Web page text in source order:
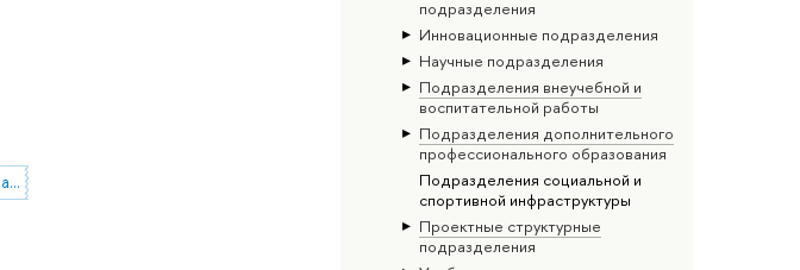
подразделения
Инновационные подразделения
Научные подразделения
Подразделения внеучебной и
воспитательной работы
Подразделения дополнительного
профессионального образования
Подразделения социальной и
спортивной инфраструктуры
Проектные структурные
подразделения
Эфиопская (геэз) литература